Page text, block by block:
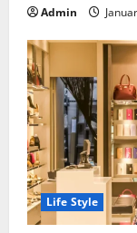
Admin
Life Style